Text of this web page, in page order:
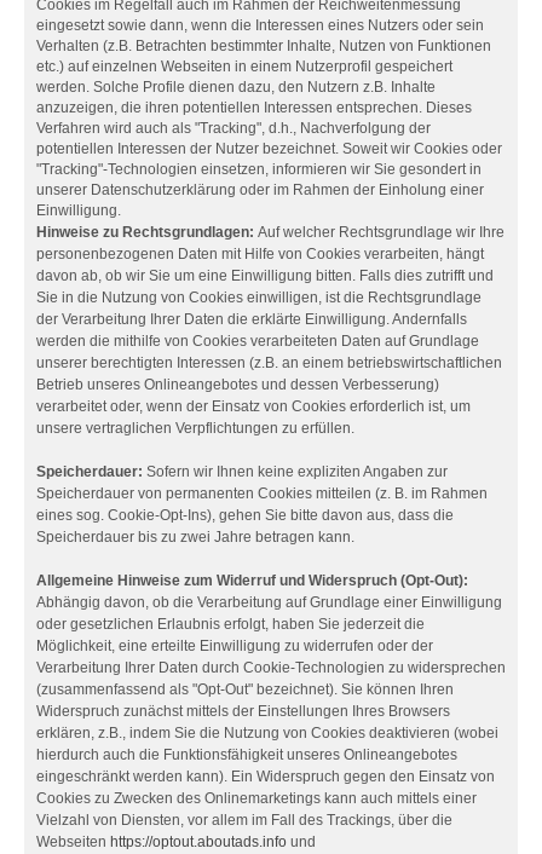
Cookies im Regelfall auch im Rahmen der Reichweitenmessung
eingesetzt sowie dann, wenn die Interessen eines Nutzers oder sein
Verhalten (z.B. Betrachten bestimmter Inhalte, Nutzen von Funktionen
etc.) auf einzelnen Webseiten in einem Nutzerprofil gespeichert
werden. Solche Profile dienen dazu, den Nutzern z.B. Inhalte
anzuzeigen, die ihren potentiellen Interessen entsprechen. Dieses
Verfahren wird auch als "Tracking", d.h., Nachverfolgung der
potentiellen Interessen der Nutzer bezeichnet. Soweit wir Cookies oder
"Tracking"-Technologien einsetzen, informieren wir Sie gesondert in
unserer Datenschutzerklärung oder im Rahmen der Einholung einer
Einwilligung.
Hinweise zu Rechtsgrundlagen: Auf welcher Rechtsgrundlage wir Ihre
personenbezogenen Daten mit Hilfe von Cookies verarbeiten, hängt
davon ab, ob wir Sie um eine Einwilligung bitten. Falls dies zutrifft und
Sie in die Nutzung von Cookies einwilligen, ist die Rechtsgrundlage
der Verarbeitung Ihrer Daten die erklärte Einwilligung. Andernfalls
werden die mithilfe von Cookies verarbeiteten Daten auf Grundlage
unserer berechtigten Interessen (z.B. an einem betriebswirtschaftlichen
Betrieb unseres Onlineangebotes und dessen Verbesserung)
verarbeitet oder, wenn der Einsatz von Cookies erforderlich ist, um
unsere vertraglichen Verpflichtungen zu erfüllen.
Speicherdauer: Sofern wir Ihnen keine expliziten Angaben zur
Speicherdauer von permanenten Cookies mitteilen (z. B. im Rahmen
eines sog. Cookie-Opt-Ins), gehen Sie bitte davon aus, dass die
Speicherdauer bis zu zwei Jahre betragen kann.
Allgemeine Hinweise zum Widerruf und Widerspruch (Opt-Out):
Abhängig davon, ob die Verarbeitung auf Grundlage einer Einwilligung
oder gesetzlichen Erlaubnis erfolgt, haben Sie jederzeit die
Möglichkeit, eine erteilte Einwilligung zu widerrufen oder der
Verarbeitung Ihrer Daten durch Cookie-Technologien zu widersprechen
(zusammenfassend als "Opt-Out" bezeichnet). Sie können Ihren
Widerspruch zunächst mittels der Einstellungen Ihres Browsers
erklären, z.B., indem Sie die Nutzung von Cookies deaktivieren (wobei
hierdurch auch die Funktionsfähigkeit unseres Onlineangebotes
eingeschränkt werden kann). Ein Widerspruch gegen den Einsatz von
Cookies zu Zwecken des Onlinemarketings kann auch mittels einer
Vielzahl von Diensten, vor allem im Fall des Trackings, über die
Webseiten https://optout.aboutads.info und